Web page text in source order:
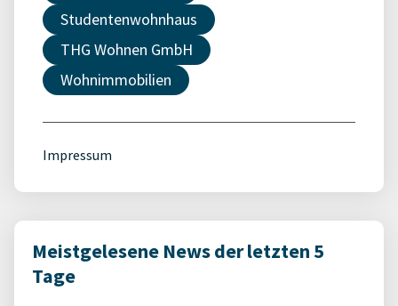
Studentenwohnhaus
THG Wohnen GmbH
Wohnimmobilien
Impressum
Meistgelesene News der letzten 5
Tage